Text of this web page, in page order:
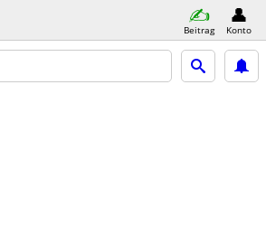
Beitrag Konto